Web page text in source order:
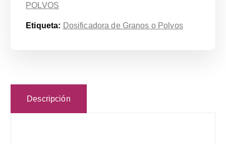
POLVOS
Etiqueta: Dosificadora de Granos o Polvos
Descripción